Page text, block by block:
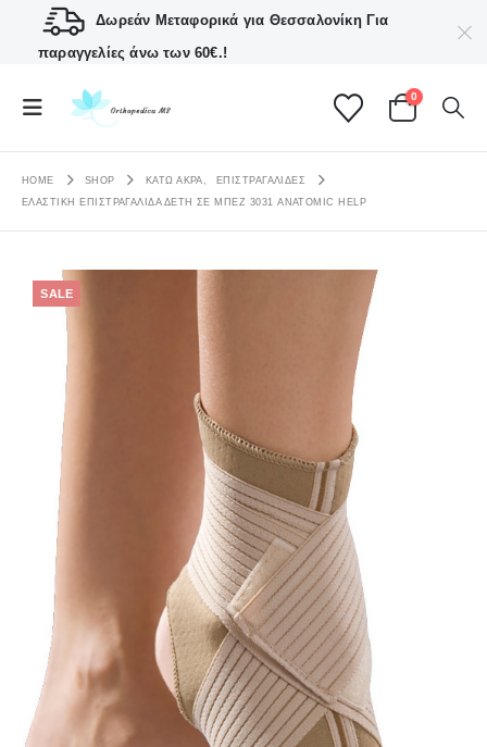
Δωρεάν Μεταφορικά για ΘεσσαλονίκηΓια
παραγγελίες άνω των 60€.!
0
HOME SHOP ΚΑΤΩ ΑΚΡΑ,
ΕΠΙΣΤΡΑΓΑΛΊΔΕΣ
ΕΛΑΣΤΙΚΉ ΕΠΙΣΤΡΑΓΑΛΊΔΑ ΔΕΤΉ ΣΕ ΜΠΕΖ 3031 ANATOMIC HELP
SALE